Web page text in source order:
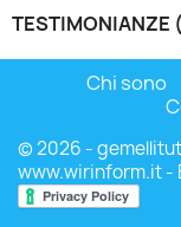
TESTIMONIANZE
Chi sono
© 2026 -
www.wirinform.it-